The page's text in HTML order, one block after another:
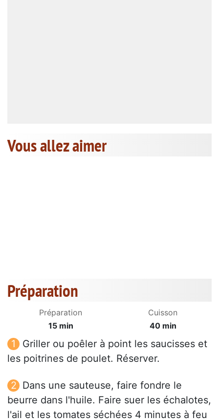
Vous allez aimer
Préparation
Préparation
15 min
Cuisson
40 min
Griller ou poêler à point les saucisses et
les poitrines de poulet. Réserver.
Dans une sauteuse, faire fondre le
beurre dans l'huile. Faire suer les échalotes,
l'ail et les tomates séchées 4 minutes à feu